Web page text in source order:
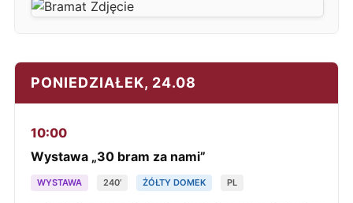
PONIEDZIAŁEK, 24.08
10:00
Wystawa „30 bram za nami”
WYSTAWA 240’ ŻÓŁTY DOMEK PL